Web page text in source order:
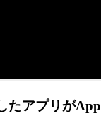
たアプリが